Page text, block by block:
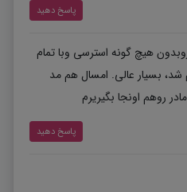
پاسخ دهید
رو‌بدون هیچ گونه استرسی و‌با تمام
شد، بسیار عالی. امسال هم مد
رو‌هم اونجا بگیریرم
پاسخ دهید